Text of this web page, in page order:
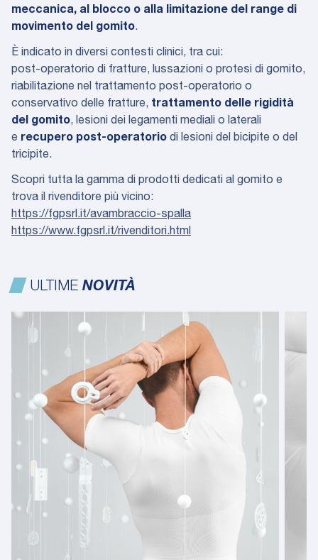
meccanica, al blocco o alla limitazione del range di
movimento del gomito.
È indicato in diversi contesti clinici, tra cui:
post-operatorio di fratture, lussazioni o protesi di gomito,
riabilitazione nel trattamento post-operatorio o
conservativo delle fratture, trattamento delle rigidità
del gomito, lesioni dei legamenti mediali o laterali
e recupero post-operatorio di lesioni del bicipite o del
tricipite.
Scopri tutta la gamma di prodotti dedicati al gomito e
trova il rivenditore più vicino:
https://fgpsrl.it/avambraccio-spalla
https://www.fgpsrl.it/rivenditori.html
ULTIME NOVITÀ